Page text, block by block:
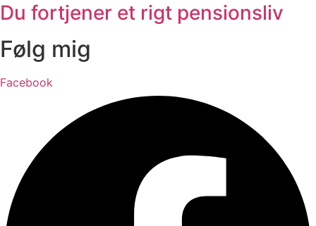
Du fortjener et rigt pensionsliv
Følg mig
Facebook